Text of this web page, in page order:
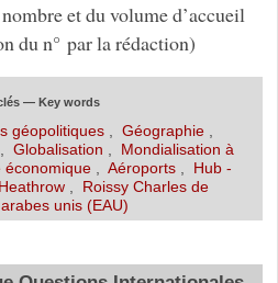
et du volume d’accueil
du n° par la rédaction)
— Key words
géopolitiques, Géographie,
Globalisation
Mondialisation à
économique, Aéroports, Hub -
Heathrow, Roissy Charles de
unis (EAU)